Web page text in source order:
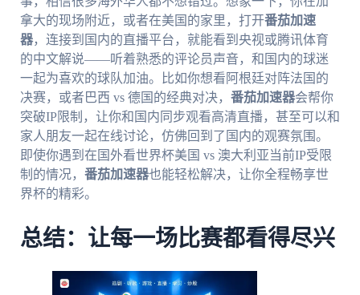
拿大的现场附近，或者在美国的家里，打开番茄加速
器，连接到国内的直播平台，就能看到央视或腾讯体育
的中文解说——听着熟悉的评论员声音，和国内的球迷
一起为喜欢的球队加油。比如你想看阿根廷对阵法国的
决赛，或者巴西 vs 德国的经典对决， 番茄加速器会帮你
突破IP限制，让你和国内同步观看高清直播，甚至可以和
家人朋友一起在线讨论，仿佛回到了国内的观赛氛围。
即使你遇到在国外看世界杯美国 vs 澳大利亚当前IP受限
制的情况， 番茄加速器也能轻松解决，让你全程畅享世
界杯的精彩。
总结：让每一场比赛都看得尽兴